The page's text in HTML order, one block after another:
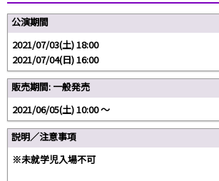
公演期間
2021/07/03(土) 18:00
2021/07/04(日) 16:00
販売期間: 一般発売
2021/06/05(土) 10:00 〜
説明／注意事項
※未就学児入場不可